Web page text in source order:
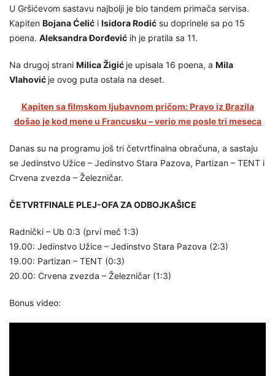
U Gršićevom sastavu najbolji je bio tandem primača servisa.
Kapiten Bojana Ćelić i Isidora Rodić su doprinele sa po 15
poena. Aleksandra Đorđević ih je pratila sa 11.
Na drugoj strani Milica Žigić je upisala 16 poena, a Mila
Vlahović je ovog puta ostala na deset.
Kapiten sa filmskom ljubavnom pričom: Pravo iz Brazila
došao je kod mene u Francusku – verio me posle tri meseca
Danas su na programu još tri četvrtfinalna obračuna, a sastaju
se Jedinstvo Užice – Jedinstvo Stara Pazova, Partizan – TENT i
Crvena zvezda – Železničar.
ČETVRTFINALE PLEJ-OFA ZA ODBOJKAŠICE
Radnički – Ub 0:3 (prvi meč 1:3)
19.00: Jedinstvo Užice – Jedinstvo Stara Pazova (2:3)
19.00: Partizan – TENT (0:3)
20.00: Crvena zvezda – Železničar (1:3)
Bonus video: